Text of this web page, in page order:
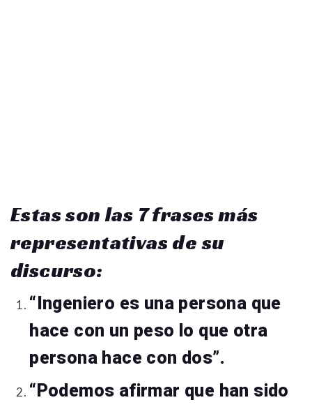
Estas son las 7 frases más
representativas de su
discurso:
“Ingeniero es una persona que
hace con un peso lo que otra
persona hace con dos”.
“Podemos afirmar que han sido